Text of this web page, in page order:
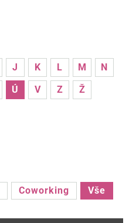
J K L M
N
Ú V Z
Ž
Coworking Vše